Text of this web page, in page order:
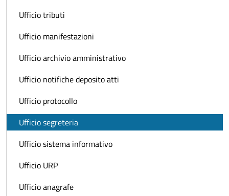
Ufficio tributi
Ufficio manifestazioni
Ufficio archivio amministrativo
Ufficio notifiche deposito atti
Ufficio protocollo
Ufficio segreteria
Ufficio sistema informativo
Ufficio URP
Ufficio anagrafe